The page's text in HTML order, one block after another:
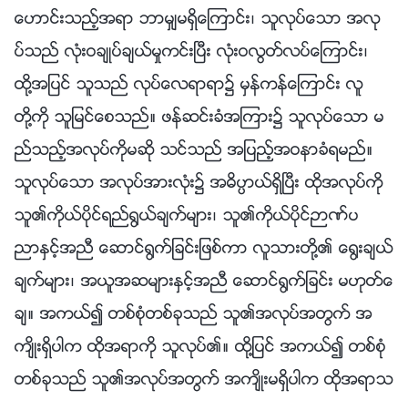
ေဟာင္းသည့္အရာ ဘာမွ်မရွိေၾကာင္း၊ သူလုပ္ေသာ အလု
ပ္သည္ လုံးဝခ်ဳပ္ခ်ယ္မႈကင္းၿပီး လုံးဝလြတ္လပ္ေၾကာင္း၊
ထို႔အျပင္ သူသည္ လုပ္ေလရာရာ၌ မွန္ကန္ေၾကာင္း လူ
တို႔ကို သူျမင္ေစသည္။ ဖန္ဆင္းခံအၾကား၌ သူလုပ္ေသာ မ
ည္သည့္အလုပ္ကိုမဆို သင္သည္ အျပည့္အဝနာခံရမည္။
သူလုပ္ေသာ အလုပ္အားလုံး၌ အဓိပၸာယ္ရွိၿပီး ထိုအလုပ္ကို
သူ၏ကိုယ္ပိုင္ရည္႐ြယ္ခ်က္မ်ား၊ သူ၏ကိုယ္ပိုင္ဉာဏ္ပ
ညာႏွင့္အညီ ေဆာင္႐ြက္ျခင္းျဖစ္ကာ လူသားတို႔၏ ေ႐ြးခ်ယ္
ခ်က္မ်ား၊ အယူအဆမ်ားႏွင့္အညီ ေဆာင္႐ြက္ျခင္း မဟုတ္ေ
ခ်။ အကယ္၍ တစ္စုံတစ္ခုသည္ သူ၏အလုပ္အတြက္ အ
က်ိဳးရွိပါက ထိုအရာကို သူလုပ္၏။ ထို႔ျပင္ အကယ္၍ တစ္စုံ
တစ္ခုသည္ သူ၏အလုပ္အတြက္ အက်ိဳးမရွိပါက ထိုအရာသ